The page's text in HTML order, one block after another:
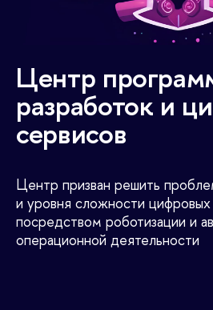
Центр
разработок и
сервисов
Центр призван решить
и уровня сложности цифровых
посредством роботизации и
операционной деятельности